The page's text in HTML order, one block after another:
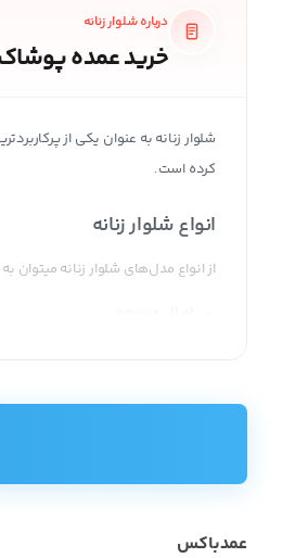
درباره شلوار زنانه
خرید عمده پوشاک
شلوار زنانه به عنوان یکی از
کرده است.
انواع شلوار زنانه
از انواع مدل‌های شلوار زنانه میتوان
لگ
حال که با انواع مختلف شلوار زنانه
همچنین هیچگاه کیفیت را فدای اجناس
عمدباکس